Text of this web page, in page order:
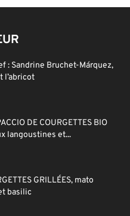
: Sandrine Bruchet-Márquez,
l’abricot
DE COURGETTES BIO
langoustines et...
GRILLÉES, mato
basilic